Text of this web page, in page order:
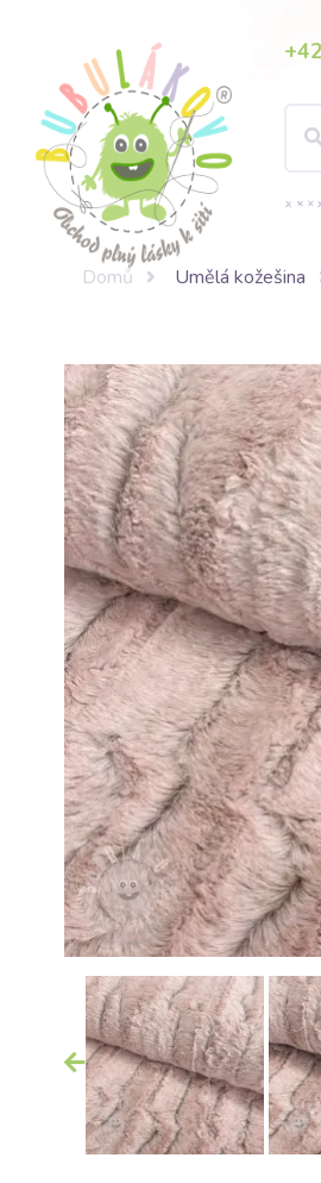
Domů Umělá kožešina